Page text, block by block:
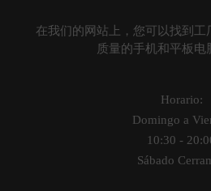
在我们的网站上，您可以找到工
质量的手机和平板电
Horario:
Domingo a
10:30 -
Sábado